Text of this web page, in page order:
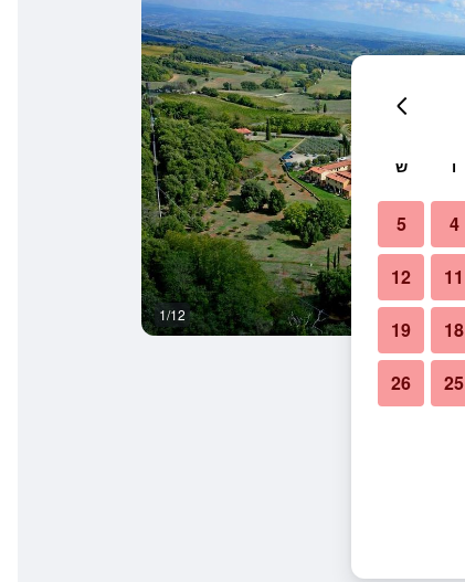
1/12
ו ש
4
5
11
12
18
19
25
26